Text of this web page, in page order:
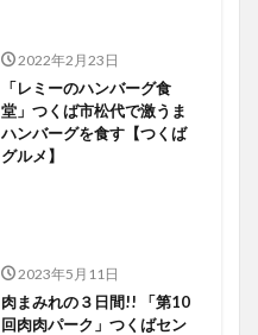
2022年2月23日
「レミーのハンバーグ食
堂」つくば市松代で激うま
ハンバーグを食す【つくば
グルメ】
2023年5月11日
肉まみれの３日間!! 「第10
回肉肉パーク」つくばセン